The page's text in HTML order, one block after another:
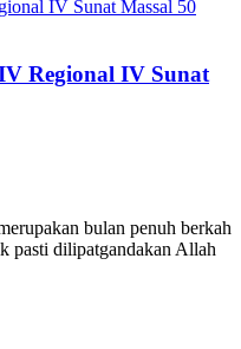
Regional IV Sunat
bulan penuh berkah
pasti dilipatgandakan Allah